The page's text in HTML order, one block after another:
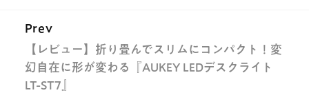
Prev
【レビュー】折り畳んでスリムにコンパクト！変
幻自在に形が変わる『AUKEY LEDデスクライト
LT-ST7』